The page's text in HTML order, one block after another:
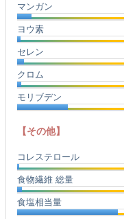
マンガン
ヨウ素
セレン
クロム
モリブデン
【その他】
コレステロール
食物繊維 総量
食塩相当量